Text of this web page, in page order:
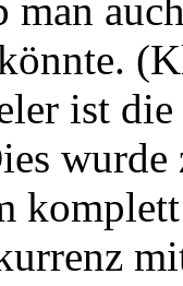
man
ist